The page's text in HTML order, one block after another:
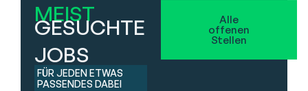
MEIST
GESUCHTE
JOBS
FÜR JEDEN ETWAS
PASSENDES DABEI
Alle
offenen
Stellen